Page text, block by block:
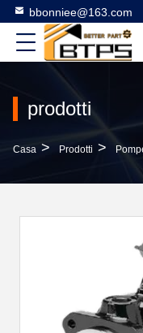
bbonniee@163.com
prodotti
Casa > Prodotti >